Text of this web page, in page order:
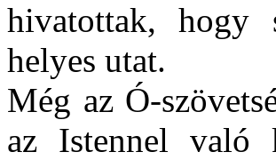
hivatottak, hogy
helyes utat.
Még az Ó-
az Istennel való